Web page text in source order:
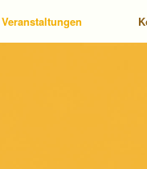
Veranstaltungen